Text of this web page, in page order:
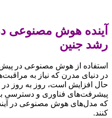
آینده هوش مصنوعی
رشد جنین
استفاده از هوش مصنوعی در
در دنیای مدرن که نیاز به
حال افزایش است، روز به روز
پیشرفت‌های فناوری و دسترسی به
که مدل‌های هوش مصنوعی در آینده
کنند.